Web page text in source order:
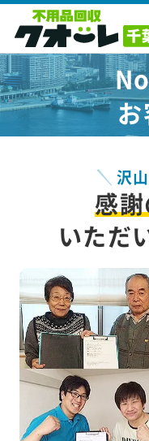
沢
感
いただ